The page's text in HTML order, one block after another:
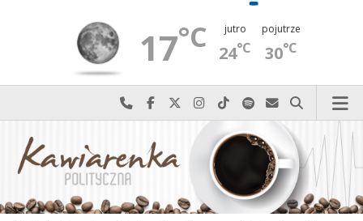
17°C jutro
24°C
pojutrze
30°C
Najlepiej po prostu do nas zadzwoń
Odwiedź nas na Facebook-u
Odwiedź nas na X
Odwiedź nas na Instagram-ie
Odwiedź nas na TikTok-u
Szukaj nas na Spotify
Wyślij do nas
Szukaj